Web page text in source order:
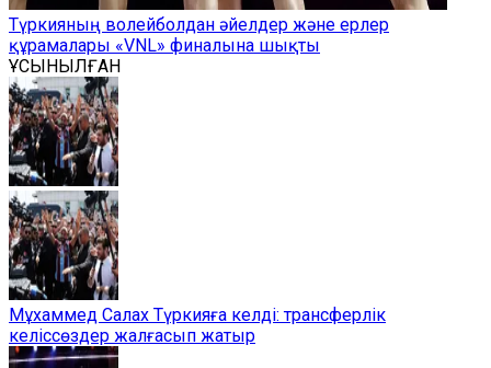
Түркияның волейболдан әйелдер және ерлер
құрамалары «VNL» финалына шықты
ҰСЫНЫЛҒАН
Мұхаммед Салах Түркияға келді: трансферлік
келіссөздер жалғасып жатыр